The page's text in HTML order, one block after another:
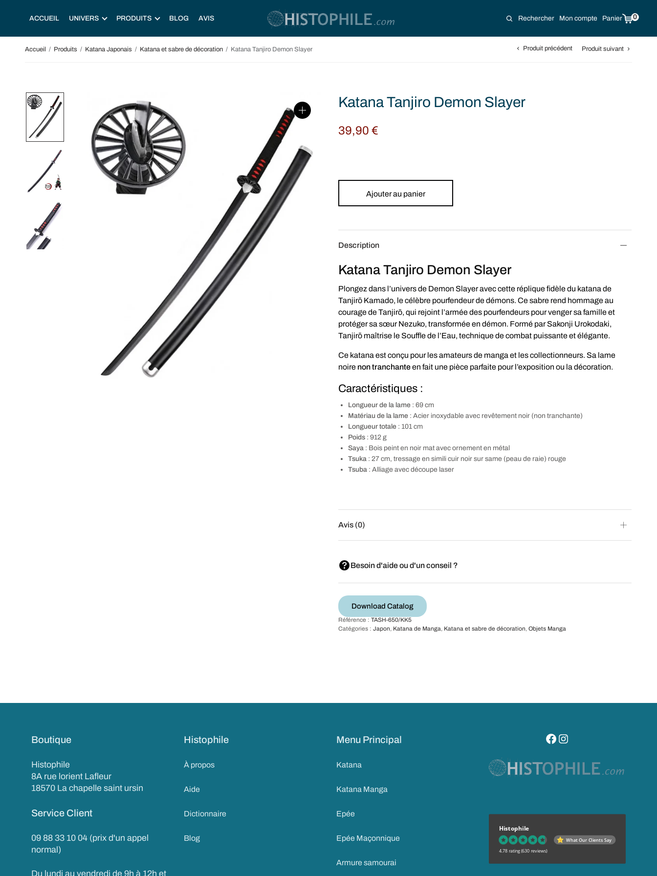
ACCUEIL UNIVERS PRODUITS BLOG AVIS Rechercher Mon compte Panier 0
Accueil / Produits / Katana Japonais / Katana et sabre de décoration / Katana Tanjiro Demon Slayer Produit précédent Produit suivant
Katana Tanjiro Demon Slayer
39,90€
Ajouter au panier
Description
Katana Tanjiro Demon Slayer
Plongez dans l’univers de Demon Slayer avec cette réplique fidèle du katana de
Tanjirō Kamado, le célèbre pourfendeur de démons. Ce sabre rend hommage au
courage de Tanjirō, qui rejoint l’armée des pourfendeurs pour venger sa famille et
protéger sa sœur Nezuko, transformée en démon. Formé par Sakonji Urokodaki,
Tanjirō maîtrise le Souffle de l’Eau, technique de combat puissante et élégante.
Ce katana est conçu pour les amateurs de manga et les collectionneurs. Sa lame
noire non tranchanteen fait une pièce parfaite pour l’exposition ou la décoration.
Caractéristiques :
Longueur de la lame : 69 cm
Matériau de la lame : Acier inoxydable avec revêtement noir (non tranchante)
Longueur totale : 101 cm
Poids : 912 g
Saya : Bois peint en noir mat avec ornement en métal
Tsuka : 27 cm, tressage en simili cuir noir sur same (peau de raie) rouge
Tsuba : Alliage avec découpe laser
Avis (0)
Besoin d'aide ou d'un conseil ?
Download Catalog
Référence : TASH-650/KK5
Catégories : Japon, Katana de Manga, Katana et sabre de décoration, Objets Manga
Boutique
Histophile
8A rue lorient Lafleur
18570 La chapelle saint ursin
Service Client
09 88 33 10 04 (prix d'un appel
normal)
Du lundi au vendredi de 9h à 12h et
Histophile
À propos
Aide
Dictionnaire
Blog
Menu Principal
Katana
Katana Manga
Epée
Epée Maçonnique
Armure samourai
visitez notre page facebook
suivez notre compte
Histophile
What Our Clients Say
4.78 rating (630 reviews)